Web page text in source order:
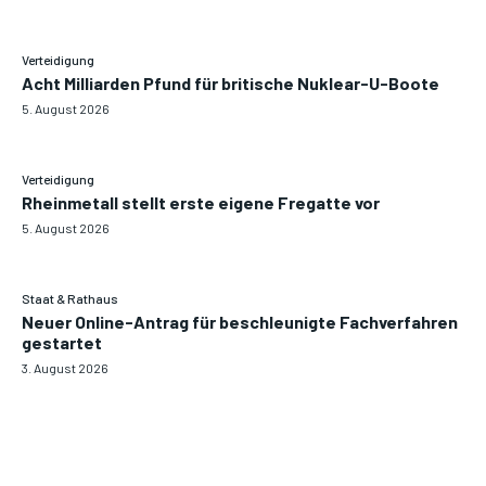
Verteidigung
Acht Milliarden Pfund für britische Nuklear-U-Boote
5. August 2026
Verteidigung
Rheinmetall stellt erste eigene Fregatte vor
5. August 2026
Staat & Rathaus
Neuer Online-Antrag für beschleunigte Fachverfahren
gestartet
3. August 2026